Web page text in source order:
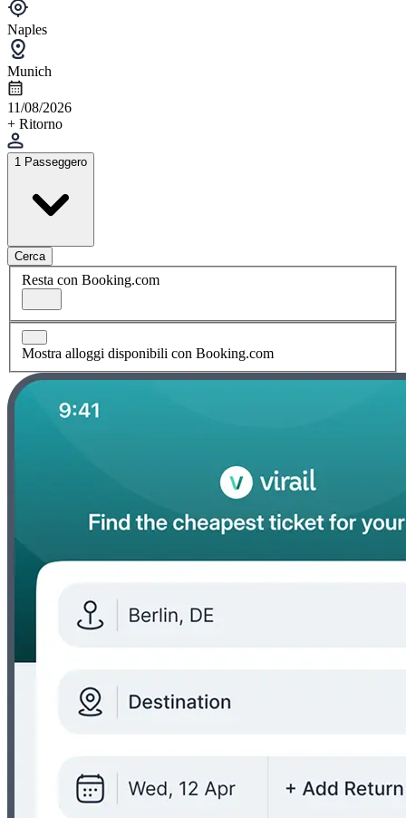
Naples
Munich
11/08/2026
+ Ritorno
1 Passeggero
Cerca
Resta con Booking.com
Mostra alloggi disponibili con Booking.com